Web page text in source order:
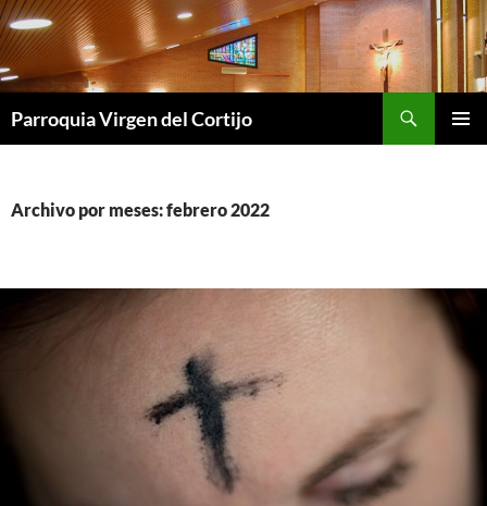
Saltar
al
contenido
Parroquia Virgen del Cortijo
Archivo por meses: febrero 2022